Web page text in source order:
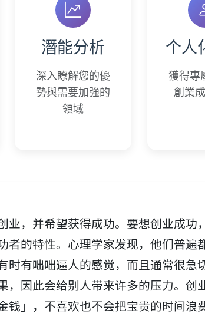
潛能分析
深入瞭解您的優
勢與需要加強的
領域
个人
獲得專
創業
业，并希望获得成功。要想创业成功
者的特性。心理学家发现，他们普遍
时有咄咄逼人的感觉，而且通常很急
，因此会给别人带来许多的压力。创
钱」，不喜欢也不会把宝贵的时间浪